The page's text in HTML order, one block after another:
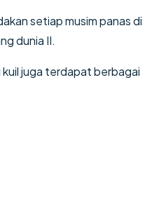
setiap musim panas di
dunia II.
juga terdapat berbagai